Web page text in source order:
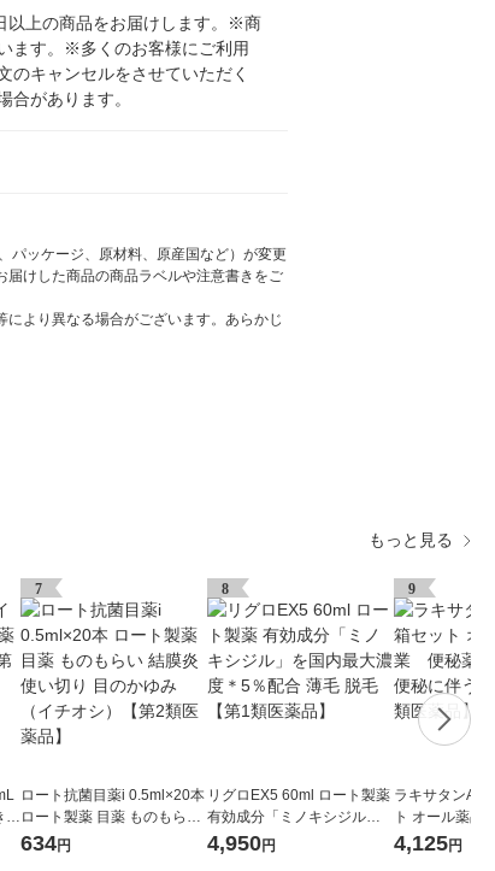
以上の商品をお届けします。※商
ます。※多くのお客様にご利用
のキャンセルをさせていただく
があります。
パッケージ、原材料、原産国など）が変更
けした商品の商品ラベルや注意書きをご
より異なる場合がございます。あらかじ
もっと見る
目
7
ロート抗菌目薬i 0.5ml×20本
ロート製薬 目薬 ものもらい
結膜炎 使い切り 目のかゆみ
634円
8
リグロEX5 60ml ロート製薬
有効成分「ミノキシジル」
を国内最大濃度＊5％配合 薄
4,950円
9
ラキサタンA
ト オール薬
糖衣錠 便秘 便
4,125円